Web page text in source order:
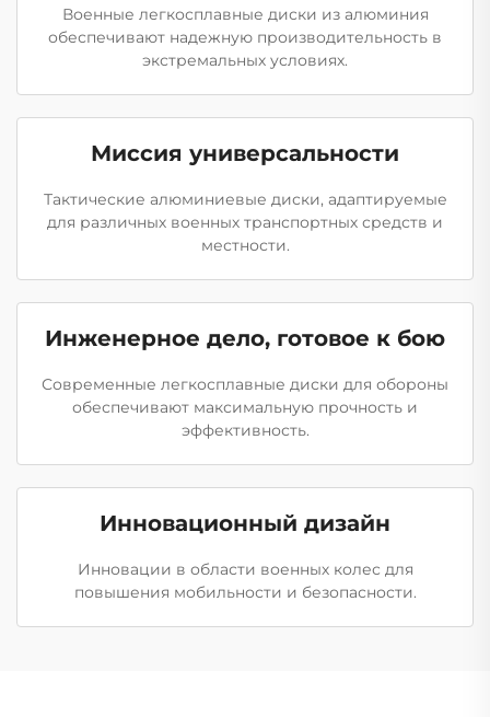
Военные легкосплавные диски из алюминия
обеспечивают надежную производительность в
экстремальных условиях.
Миссия универсальности
Тактические алюминиевые диски, адаптируемые
для различных военных транспортных средств и
местности.
Инженерное дело, готовое к бою
Современные легкосплавные диски для обороны
обеспечивают максимальную прочность и
эффективность.
Инновационный дизайн
Инновации в области военных колес для
повышения мобильности и безопасности.